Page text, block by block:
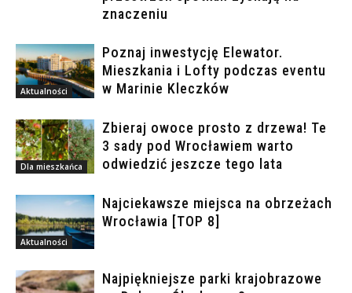
znaczeniu
Aktualności
Poznaj inwestycję Elewator.
Mieszkania i Lofty podczas eventu
w Marinie Kleczków
Dla mieszkańca
Zbieraj owoce prosto z drzewa! Te
3 sady pod Wrocławiem warto
odwiedzić jeszcze tego lata
Aktualności
Najciekawsze miejsca na obrzeżach
Wrocławia [TOP 8]
Najpiękniejsze parki krajobrazowe